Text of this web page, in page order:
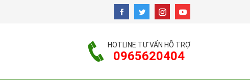
HOTLINE TƯ VẤN HỖ TRỢ
0965620404